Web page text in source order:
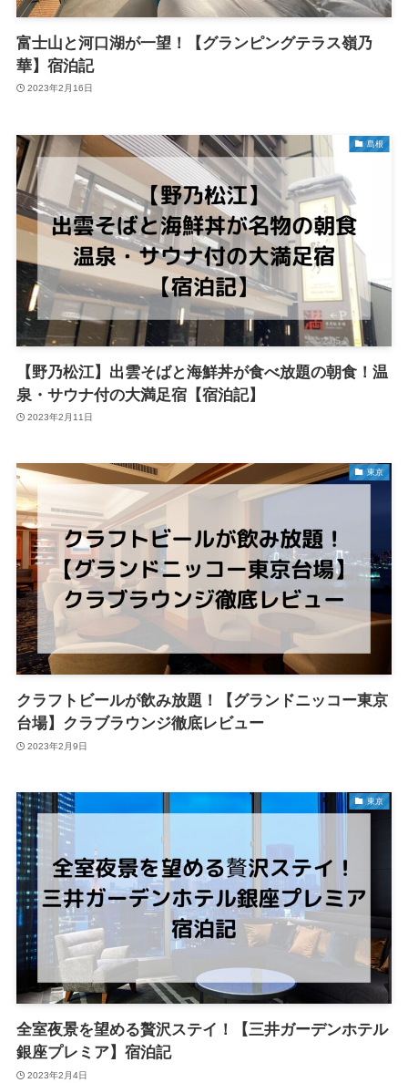
富士山と河口湖が一望！【グランピングテラス嶺乃
華】宿泊記
2023年2月16日
島根
【野乃松江】出雲そばと海鮮丼が食べ放題の朝食！温
泉・サウナ付の大満足宿【宿泊記】
2023年2月11日
東京
クラフトビールが飲み放題！【グランドニッコー東京
台場】クラブラウンジ徹底レビュー
2023年2月9日
東京
全室夜景を望める贅沢ステイ！【三井ガーデンホテル
銀座プレミア】宿泊記
2023年2月4日